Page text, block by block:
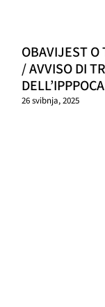
OBAVIJEST
/ AVVISO DI
26 svibnja, 2025